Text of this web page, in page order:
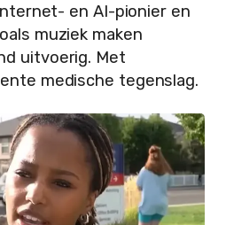
en AI-pionier en
muziek maken
uitvoerig. Met
medische tegenslag.